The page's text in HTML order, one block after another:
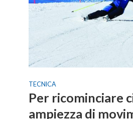
TECNICA
Per ricominciare
ampiezza di